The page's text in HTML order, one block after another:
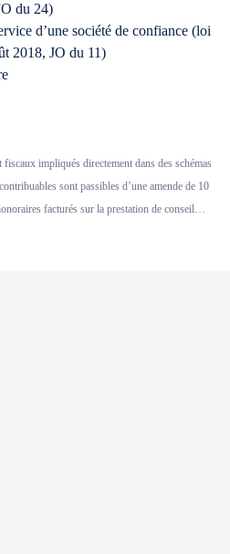
du 24)
d’une société de confiance (loi
2018, JO du 11)
impliqués directement dans des schémas
sont passibles d’une amende de 10
facturés sur la prestation de conseil…